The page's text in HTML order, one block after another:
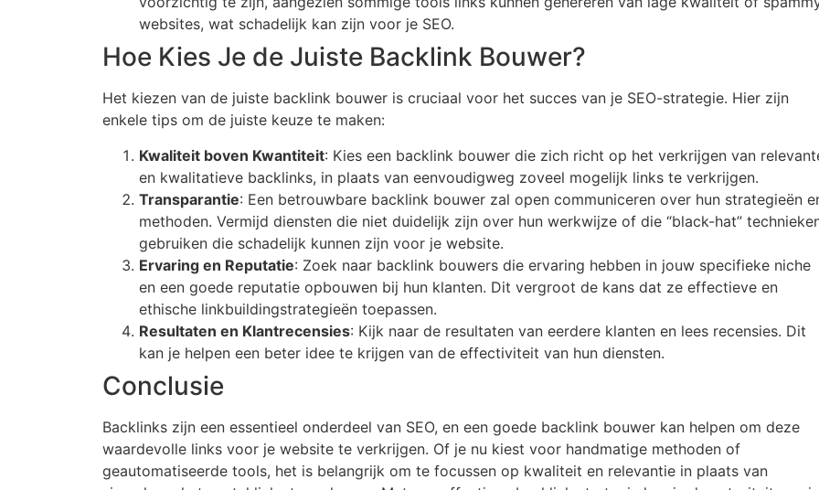
websites, wat schadelijk kan zijn voor je SEO.
Hoe Kies Je de Juiste Backlink Bouwer?
Het kiezen van de juiste backlink bouwer is cruciaal voor het succes van je SEO-strategie. Hier zijn
enkele tips om de juiste keuze te maken:
Kwaliteit boven Kwantiteit: Kies een backlink bouwer die zich richt op het verkrijgen van
en kwalitatieve backlinks, in plaats van eenvoudigweg zoveel mogelijk links te verkrijgen.
Transparantie: Een betrouwbare backlink bouwer zal open communiceren over hun strategieën
methoden. Vermijd diensten die niet duidelijk zijn over hun werkwijze of die “black-hat”
gebruiken die schadelijk kunnen zijn voor je website.
Ervaring en Reputatie: Zoek naar backlink bouwers die ervaring hebben in jouw specifieke niche
en een goede reputatie opbouwen bij hun klanten. Dit vergroot de kans dat ze effectieve en
ethische linkbuildingstrategieën toepassen.
Resultaten en Klantrecensies: Kijk naar de resultaten van eerdere klanten en lees recensies. Dit
kan je helpen een beter idee te krijgen van de effectiviteit van hun diensten.
Conclusie
Backlinks zijn een essentieel onderdeel van SEO, en een goede backlink bouwer kan helpen om deze
waardevolle links voor je website te verkrijgen. Of je nu kiest voor handmatige methoden of
geautomatiseerde tools, het is belangrijk om te focussen op kwaliteit en relevantie in plaats van